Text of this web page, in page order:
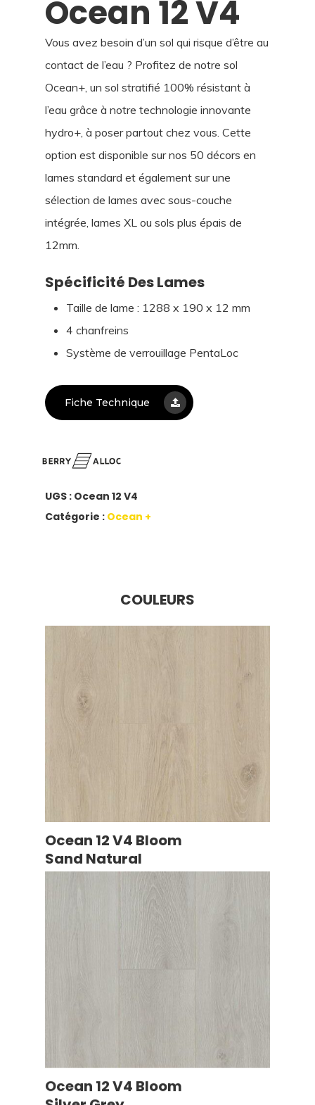
Ocean 12 V4
Vous avez besoin d’un sol qui risque d’être au
contact de l’eau ? Profitez de notre sol
Ocean+, un sol stratifié 100% résistant à
l’eau grâce à notre technologie innovante
hydro+, à poser partout chez vous. Cette
option est disponible sur nos 50 décors en
lames standard et également sur une
sélection de lames avec sous-couche
intégrée, lames XL ou sols plus épais de
12mm.
Spécificité Des Lames
Taille de lame : 1288 x 190 x 12 mm
4 chanfreins
Système de verrouillage PentaLoc
Fiche Technique
UGS : Ocean 12 V4
Catégorie : Ocean +
COULEURS
Ocean 12 V4 Bloom
Sand Natural
Ocean 12 V4 Bloom